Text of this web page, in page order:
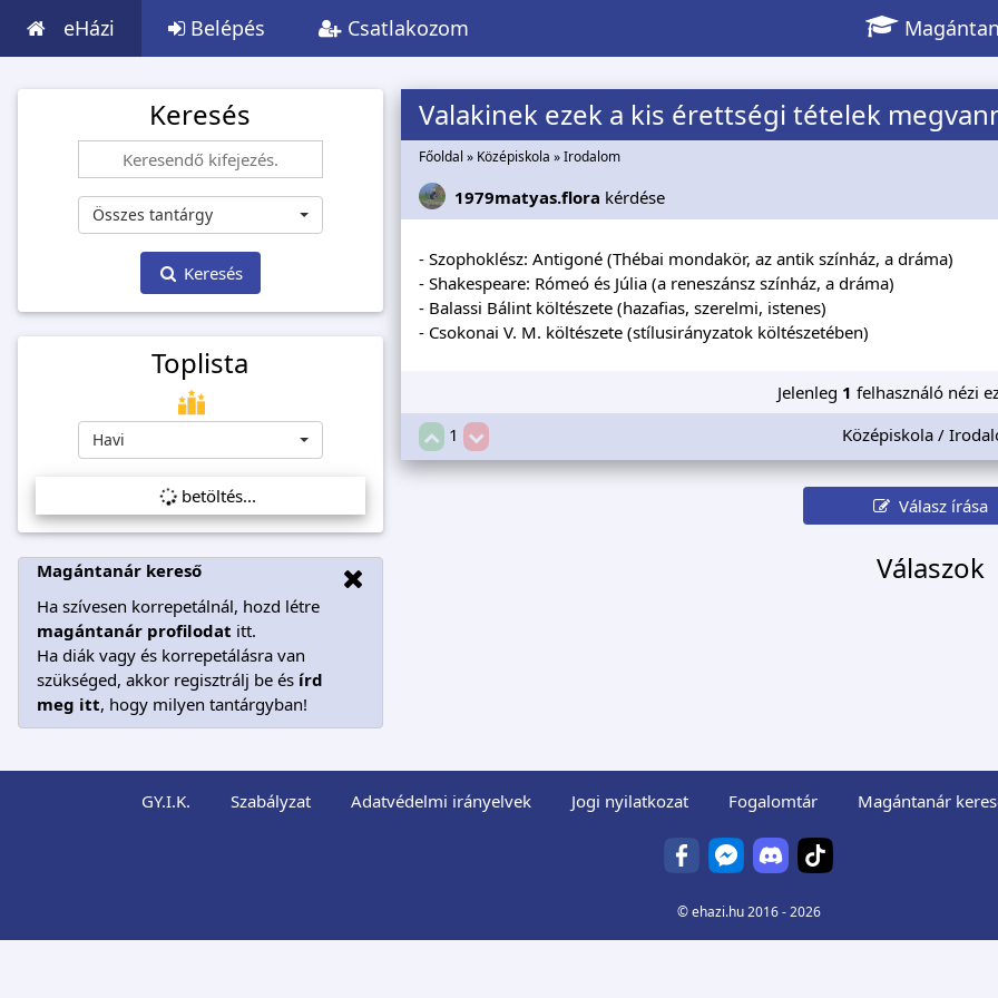
eHázi Belépés Csatlakozom
Keresés
Összes tantárgy
Keresés
Toplista
Havi
betöltés...
Magántanár kereső
Ha szívesen korrepetálnál, hozd létre
magántanár profilodat itt.
Ha diák vagy és korrepetálásra van
szükséged, akkor regisztrálj be és írd
meg itt, hogy milyen tantárgyban!
Valakinek ezek a kis érettségi tételek
Főoldal » Középiskola »Irodalom
1979matyas.flora kérdése
- Szophoklész: Antigoné (Thébai mondakör, az antik színház, a dráma)
- Shakespeare: Rómeó és Júlia (a reneszánsz színház, a dráma)
- Balassi Bálint költészete (hazafias, szerelmi, istenes)
- Csokonai V. M. költészete (stílusirányzatok költészetében)
Jelenleg 1 felhasználó nézi
1
Középiskola /
Válasz írása
Válaszok
GY.I.K. Szabályzat Adatvédelmi irányelvek Jogi nyilatkozat Fogalomtár Magántanár
©ehazi.hu2016 - 2026